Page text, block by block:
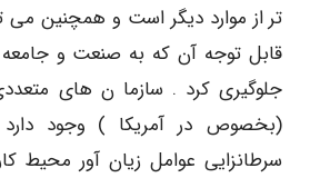
تر از موارد دیگر است و همچنین می
قابل توجه آن که به صنعت و
جلوگیری کرد . سازما ن های
(بخصوص در آمریکا )‌ وجود دارد
سرطانزایی عوامل زیان آور محیط